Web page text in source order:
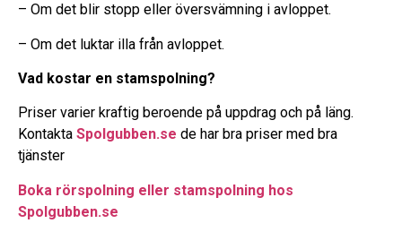
– Om det blir stopp eller översvämning i avloppet.
– Om det luktar illa från avloppet.
Vad kostar en stamspolning?
Priser varier kraftig beroende på uppdrag och på läng.
Kontakta Spolgubben.se de har bra priser med bra
tjänster
Boka rörspolning eller stamspolning hos
Spolgubben.se